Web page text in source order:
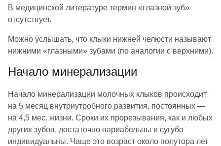
В медицинской литературе термин «глазной зуб»
отсутствует.
Можно услышать, что клыки нижней челюсти называют
нижними «глазными» зубами (по аналогии с верхними).
Начало минерализации
Начало минерализации молочных клыков происходит
на 5 месяц внутриутробного развития, постоянных —
на 4,5 мес. жизни. Сроки их прорезывания, как и любых
других зубов, достаточно вариабельны и сугубо
индивидуальны. Чаще это возраст около полутора лет